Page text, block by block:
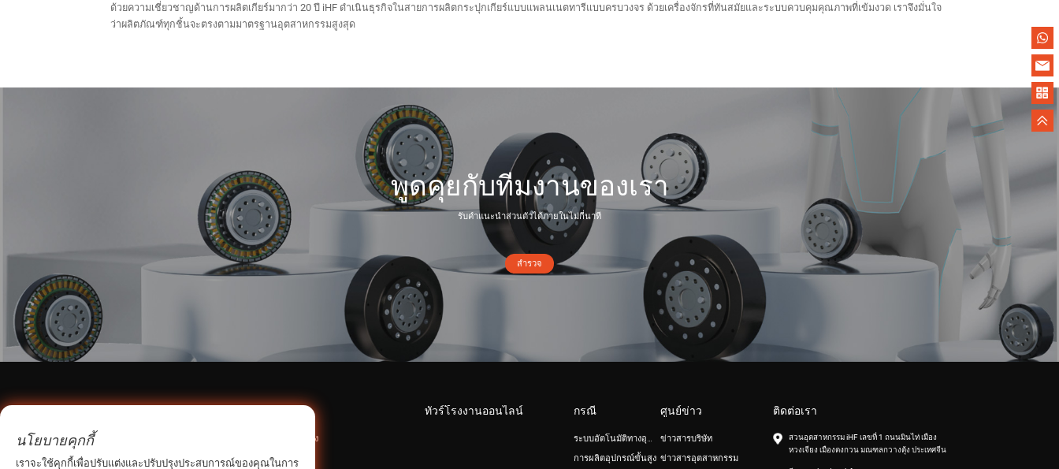
ด้วยความเชี่ยวชาญด้านการผลิตเกียร์มากว่า 20 ปี iHF ดำเนินธุรกิจในสายการผลิตกระปุกเกียร์แบบแพลนเนตทารีแบบครบวงจร ด้วยเครื่องจักรที่ทันสมัยและระบบควบคุมคุณภาพที่เข้มงวด เราจึงมั่นใจ
ว่าผลิตภัณฑ์ทุกชิ้นจะตรงตามมาตรฐานอุตสาหกรรมสูงสุด
พูดคุยกับทีมงานของเรา
รับคำแนะนำส่วนตัวได้ภายในไม่กี่นาที
สำรวจ
เฟืองและพูลเลย์ไทม์มิ่ง
นิวเกียร์
ทัวร์โรงงานออนไลน์ กรณี
การผลิตอุปกรณ์ขั้นสูง
ศูนย์ข่าว
ข่าวสารบริษัท
ข่าวสารอุตสาหกรรม
ติดต่อเรา
สวนอุตสาหกรรม iHF เลขที่ 1 ถนนมินไท่ เมือง
หวงเจียง เมืองตงกวน มณฑลกวางตุ้ง ประเทศจีน
นโยบายคุกกี้
เราจะใช้คุกกี้เพื่อปรับแต่งและปรับปรุงประสบการณ์ของคุณในการ